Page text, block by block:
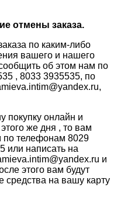
отмены заказа.
по каким-либо
вашего и нашего
об этом нам по
, 8033 3935535, по
покупку онлайн и
же дня , то вам
по телефонам 8029
или написать на
и
этого вам будут
на вашу карту